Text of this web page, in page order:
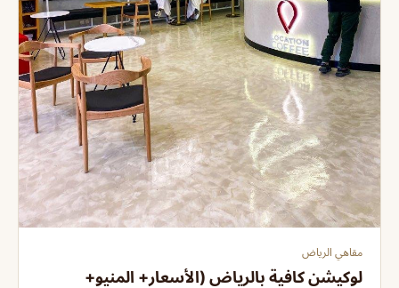
مقاهي الرياض
لوكيشن كافية بالرياض (الأسعار+ المنيو+